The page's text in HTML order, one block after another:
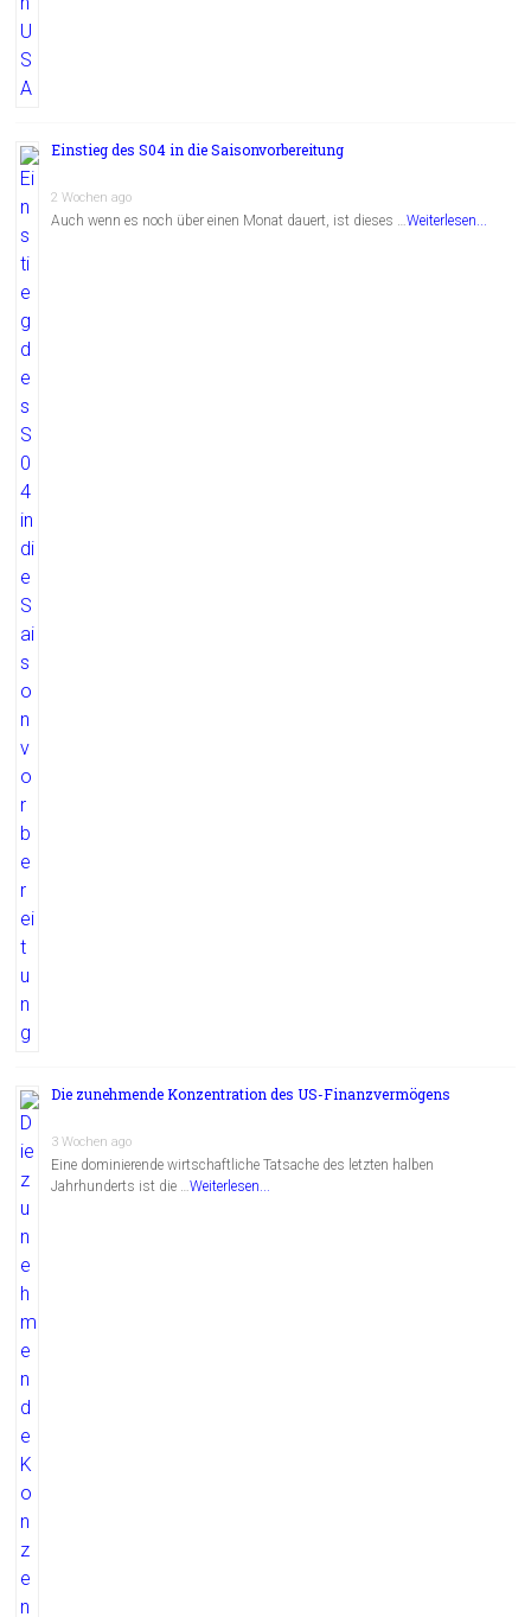
Einstieg des S04 in die Saisonvorbereitung
2 Wochen ago
Auch wenn es noch über einen Monat dauert, ist dieses …Weiterlesen...
Die zunehmende Konzentration des US-Finanzvermögens
3 Wochen ago
Eine dominierende wirtschaftliche Tatsache des letzten halben
Jahrhunderts ist die …Weiterlesen...